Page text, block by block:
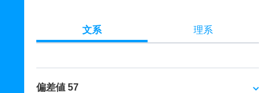
文系 理系
偏差値 57